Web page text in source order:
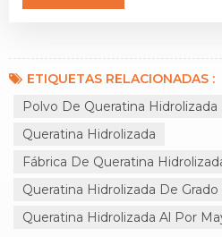
ETIQUETAS RELACIONADAS :
Polvo De Queratina Hidrolizada
Queratina Hidrolizada
Fábrica De Queratina
Queratina Hidrolizada De
Queratina Hidrolizada Al Por